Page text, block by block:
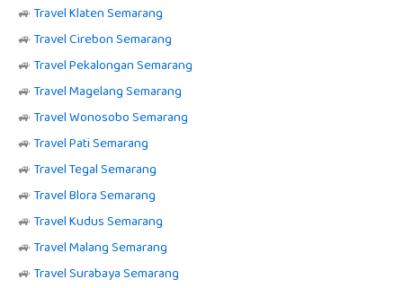
🚙 Travel Klaten Semarang
🚙 Travel Cirebon Semarang
🚙 Travel Pekalongan Semarang
🚙 Travel Magelang Semarang
🚙 Travel Wonosobo Semarang
🚙 Travel Pati Semarang
🚙 Travel Tegal Semarang
🚙 Travel Blora Semarang
🚙 Travel Kudus Semarang
🚙 Travel Malang Semarang
🚙 Travel Surabaya Semarang